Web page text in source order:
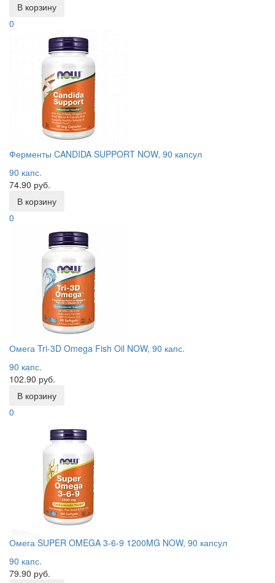
В корзину
0
Ферменты CANDIDA SUPPORT NOW, 90 капсул
90 капс.
74.90 руб.
В корзину
0
Омега Tri-3D Omega Fish Oil NOW, 90 капс.
90 капс.
102.90 руб.
В корзину
0
Омега SUPER OMEGA 3-6-9 1200MG NOW, 90 капсул
90 капс.
79.90 руб.